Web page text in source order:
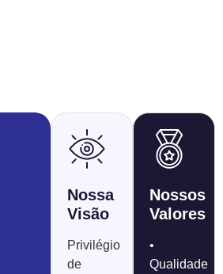
Nossa
Visão
Privilégio
de
Nossos
Valores
•
Qualidade